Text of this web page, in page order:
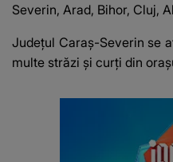
Severin, Arad, Bihor, Cluj,
Județul Caraș-Severin se
multe străzi și curți din